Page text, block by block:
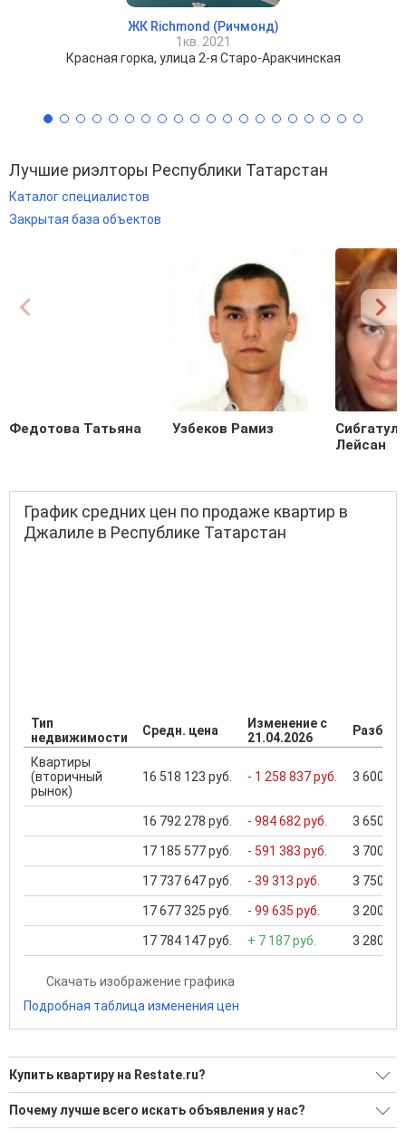
ЖК Richmond (Ричмонд)
1кв. 2021
Красная горка, улица 2-я Старо-Аракчинская
Лучшие риэлторы Республики Татарстан
Каталог специалистов
Закрытая база объектов
Федотова Татьяна Узбеков Рамиз
Лейсан
График средних цен по продаже квартир в
Джалиле в Республике Татарстан
Тип
недвижимости
Средн. цена
Изменение с
21.04.2026
Квартиры
(вторичный
рынок)
16 518 123 руб. - 1 258 837 руб. 3 600
16 792 278 руб. - 984 682 руб. 3 650
17 185 577 руб. - 591 383 руб. 3 700
17 737 647 руб. - 39 313 руб. 3 750
17 677 325 руб. - 99 635 руб. 3 200
17 784 147 руб. + 7 187 руб. 3 280
Скачать изображение графика
Подробная таблица изменения цен
Купить квартиру на Restate.ru?
Ищите, как Купить квартиру?
Воспользуйтесь нашим поиском по новостройкам, для
Почему лучше всего искать объявления у нас?